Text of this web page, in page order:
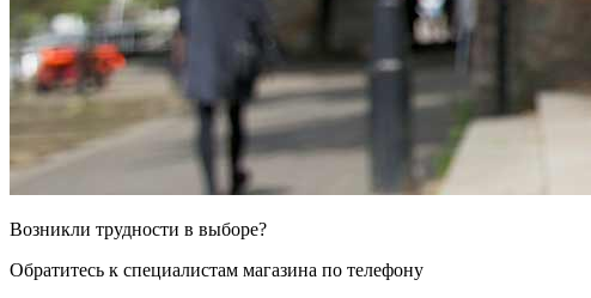
Возникли трудности в выборе?
Обратитесь к специалистам магазина по телефону